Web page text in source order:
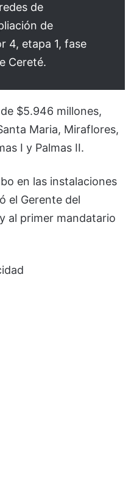
de
de
4, etapa 1, fase
Cereté.
$5.946 millones,
Maria, Miraflores,
I y Palmas II.
en las instalaciones
el Gerente del
al primer mandatario